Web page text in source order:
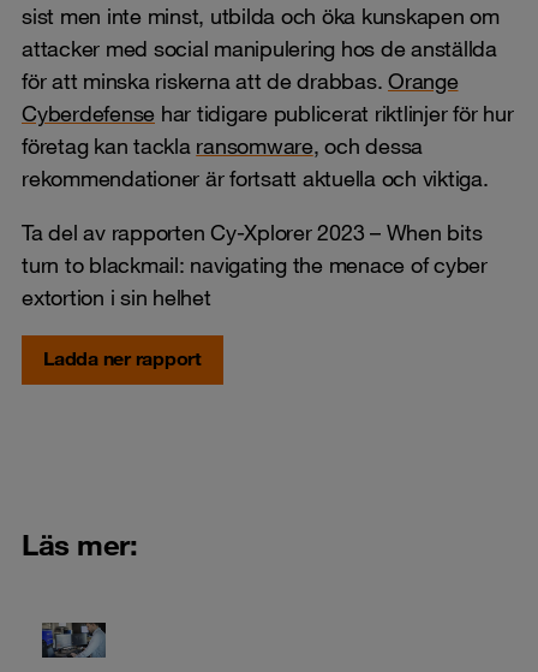
sist men inte minst, utbilda och öka kunskapen om
attacker med social manipulering hos de anställda
för att minska riskerna att de drabbas. Orange
Cyberdefense har tidigare publicerat riktlinjer för hur
företag kan tackla ransomware, och dessa
rekommendationer är fortsatt aktuella och viktiga.
Ta del av rapporten Cy-Xplorer 2023 – When bits
turn to blackmail: navigating the menace of cyber
extortion i sin helhet
Ladda ner rapport
Läs mer: